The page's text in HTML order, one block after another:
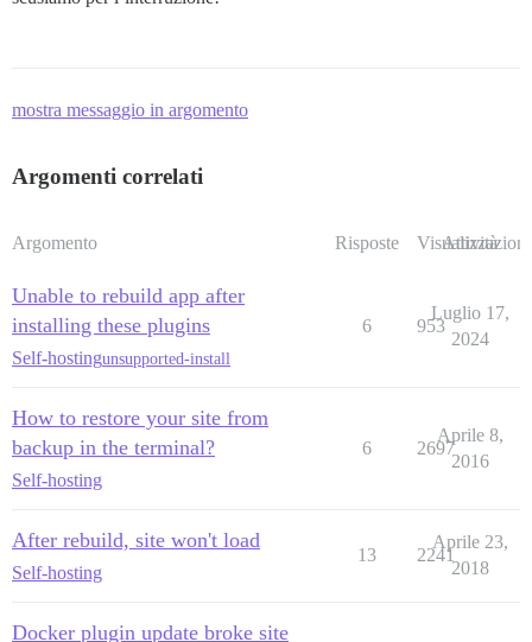
mostra messaggio in argomento
Argomenti correlati
Argomento Risposte Visualizzazioni
Attività
Unable to rebuild app after
installing these plugins
Self-hostingunsupported-install
6 953
Luglio 17,
2024
How to restore your site from
backup in the terminal?
Self-hosting
6 2697
Aprile 8,
2016
After rebuild, site won't load
Self-hosting
13 2241
Aprile 23,
2018
Docker plugin update broke site